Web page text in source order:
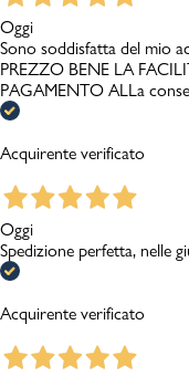
Oggi
Sono soddisfatta del mio
PREZZO BENE LA
PAGAMENTO ALLa
Acquirente verificato
Oggi
Spedizione perfetta, nelle
Acquirente verificato